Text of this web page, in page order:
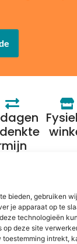
bieden, gebruiken
je apparaat op te
technologieën
op deze site
intrekt,
dagen